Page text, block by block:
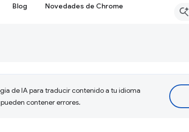
Blog Novedades de Chrome
de IA para traducir contenido a tu idioma
contener errores.